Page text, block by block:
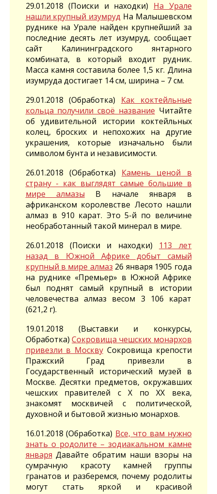
29.01.2018 (Поиски и находки) На Урале
нашли крупный изумруд На Малышевском
руднике на Урале найден крупнейший за
последние десять лет изумруд, сообщает
сайт Калининградского янтарного
комбината, в который входит рудник.
Масса камня составила более 1,5 кг. Длина
изумруда достигает 14 см, ширина – 7 см.
29.01.2018 (Обработка) Как коктейльные
кольца получили своё название Читайте
об удивительной истории коктейльных
колец, броских и непохожих на другие
украшения, которые изначально были
символом бунта и независимости.
26.01.2018 (Обработка) Камень ценой в
страну - как выглядят самые большие в
мире алмазы В начале января в
африканском королевстве Лесото нашли
алмаз в 910 карат. Это 5-й по величине
необработанный такой минерал в мире.
26.01.2018 (Поиски и находки) 113 лет
назад в Южной Африке добыт самый
крупный в мире алмаз 26 января 1905 года
на руднике «Премьер» в Южной Африке
был поднят самый крупный в истории
человечества алмаз весом 3 106 карат
(621,2 г).
19.01.2018 (Выставки и конкурсы,
Обработка)Сокровища чешских монархов
привезли в Москву Сокровища крепости
Пражский Град привезли в
Государственный исторический музей в
Москве. Десятки предметов, окружавших
чешских правителей с X по XX века,
знакомят москвичей с политической,
духовной и бытовой жизнью монархов.
16.01.2018 (Обработка) Все, что вам нужно
знать о родолите – зодиакальном камне
января Давайте обратим наши взоры на
сумрачную красоту камней группы
гранатов и разберемся, почему родолиты
могут стать яркой и красивой